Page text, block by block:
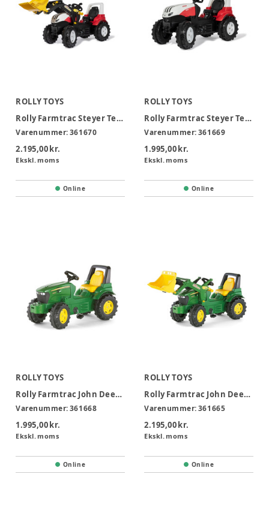
ROLLY TOYS
Rolly Farmtrac Steyer Terrus CVT m/ grab 3-8 år
Varenummer:361670
2.195,00 kr.
Ekskl. moms
Online
ROLLY TOYS
Rolly Farmtrac Steyer Terrus CVT 6300 3-8 år
Varenummer:361669
1.995,00 kr.
Ekskl. moms
Online
ROLLY TOYS
Rolly Farmtrac John Deere 7930 3-8 år
Varenummer:361668
1.995,00 kr.
Ekskl. moms
Online
ROLLY TOYS
Rolly Farmtrac John Deere m/ grab 7930 3-8 år
Varenummer:361665
2.195,00 kr.
Ekskl. moms
Online